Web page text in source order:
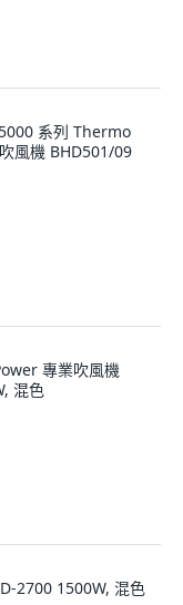
系列 Thermo
風機 BHD501/09
專業吹風機
混色
2700 1500W, 混色